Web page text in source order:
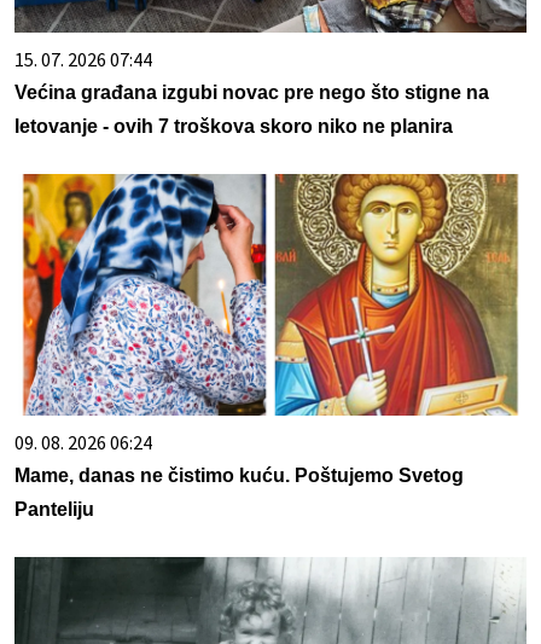
15. 07. 2026 07:44
Većina građana izgubi novac pre nego što stigne na
letovanje - ovih 7 troškova skoro niko ne planira
09. 08. 2026 06:24
Mame, danas ne čistimo kuću. Poštujemo Svetog
Panteliju